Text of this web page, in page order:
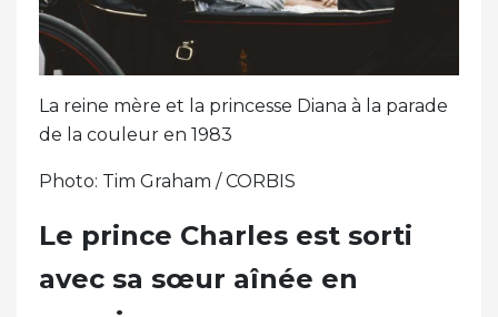
La reine mère et la princesse Diana à la parade
de la couleur en 1983
Photo: Tim Graham / CORBIS
Le prince Charles est sorti
avec sa sœur aînée en